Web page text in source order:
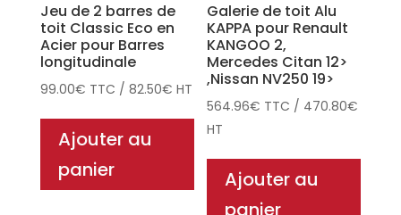
Jeu de 2 barres de
toit Classic Eco en
Acier pour Barres
longitudinale
99.00€ TTC / 82.50€ HT
Ajouter au
panier
Galerie de toit Alu
KAPPA pour Renault
KANGOO 2,
Mercedes Citan 12>
,Nissan NV250 19>
564.96€ TTC / 470.80€
HT
Ajouter au